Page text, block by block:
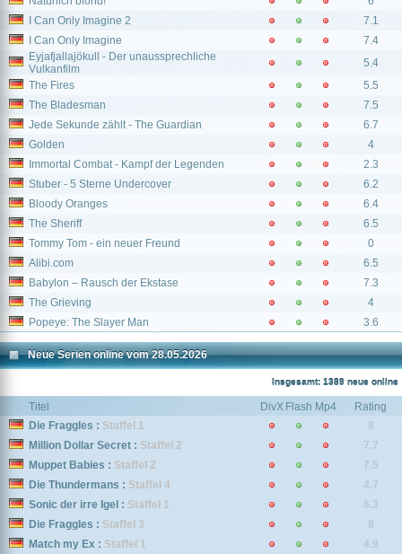
I Can Only Imagine 2
7.1
I Can Only Imagine
7.4
Eyjafjallajökull - Der unaussprechliche
Vulkanfilm
5.4
The Fires
5.5
The Bladesman
7.5
Jede Sekunde zählt - The Guardian
6.7
Golden
4
Immortal Combat - Kampf der Legenden
2.3
Stuber - 5 Sterne Undercover
6.2
Bloody Oranges
6.4
The Sheriff
6.5
Tommy Tom - ein neuer Freund
0
Alibi.com
6.5
Babylon – Rausch der Ekstase
7.3
The Grieving
4
Popeye: The Slayer Man
3.6
Neue Serien online vom 28.05.2026
Insgesamt: 1389 neue online
Titel DivX Flash Mp4
Rating
Die Fraggles : Staffel 1
8
Million Dollar Secret : Staffel 2
7.7
Muppet Babies : Staffel 2
7.5
Die Thundermans : Staffel 4
4.7
Sonic der irre Igel : Staffel 1
6.3
Die Fraggles : Staffel 3
8
Match my Ex : Staffel 1 4.9